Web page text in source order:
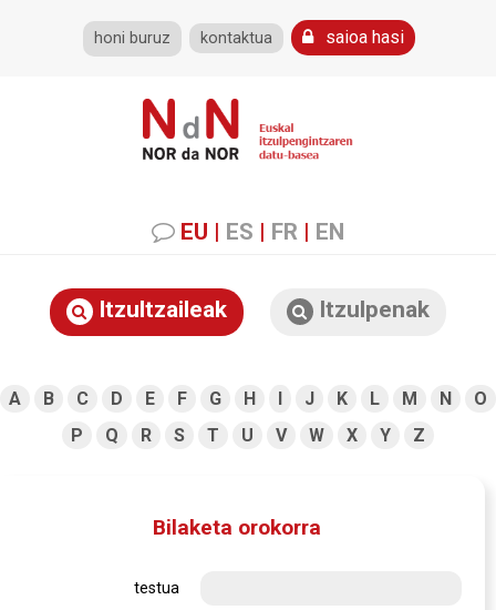
honi buruz kontaktua saioa hasi
EU | ES | FR | EN
Itzultzaileak Itzulpenak
A B C D E F G H I J K L M N
O
P
Q R S T U V W X Y Z
Bilaketa orokorra
testua